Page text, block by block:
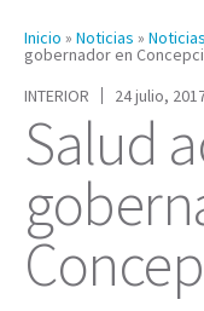
Inicio » Noticias »
gobernador en
INTERIOR
24 julio,
Salud